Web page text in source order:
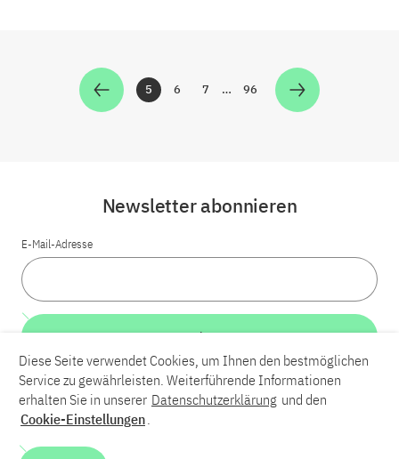
Zur Seite
5 Zur Seite
6 Zur Seite
7 … Zur Seite
96
LinkedInBlueskyYouTube
Kontakt
Newsletter abonnieren
E-Mail-Adresse
Weiter
Diese Seite verwendet Cookies, um Ihnen den bestmöglichen
Service zu gewährleisten. Weiterführende Informationen
erhalten Sie in unserer Datenschutzerklärung und den
Cookie-Einstellungen.